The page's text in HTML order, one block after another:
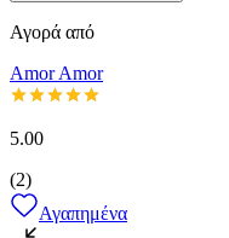
Αγορά από
Amor Amor
5.00
(2)
Αγαπημένα